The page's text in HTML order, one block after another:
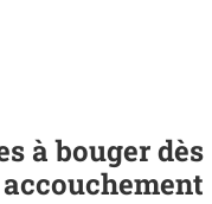
à bouger dès